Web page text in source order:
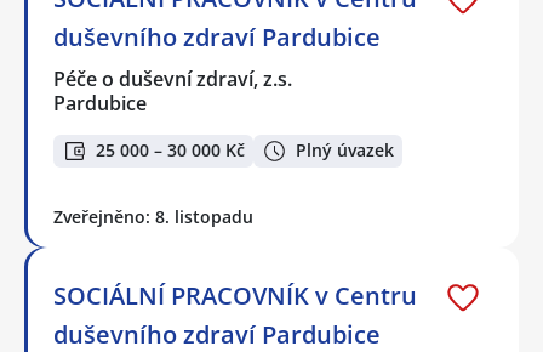
duševního zdraví Pardubice
Péče o duševní zdraví, z.s.
Pardubice
25 000 – 30 000 Kč Plný úvazek
Zveřejněno: 8. listopadu
SOCIÁLNÍ PRACOVNÍK v Centru
duševního zdraví Pardubice